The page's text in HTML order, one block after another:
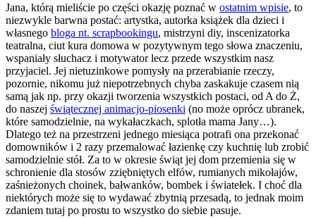
Jana, którą mieliście po części okazję poznać w ostatnim wpisie, to
niezwykle barwna postać: artystka, autorka książek dla dzieci i
własnego bloga nt. scrapbookingu, mistrzyni diy, inscenizatorka
teatralna, ciut kura domowa w pozytywnym tego słowa znaczeniu,
wspaniały słuchacz i motywator lecz przede wszystkim nasz
przyjaciel. Jej nietuzinkowe pomysły na przerabianie rzeczy,
pozornie, nikomu już niepotrzebnych chyba zaskakuje czasem nią
samą jak np. przy okazji tworzenia wszystkich postaci, od A do Ż,
do naszej świątecznej animacjo-piosenki (no może oprócz ubranek,
które samodzielnie, na wykałaczkach, splotła mama Jany…).
Dlatego też na przestrzeni jednego miesiąca potrafi ona przekonać
domowników i 2 razy przemalować łazienkę czy kuchnię lub zrobić
samodzielnie stół. Za to w okresie świąt jej dom przemienia się w
schronienie dla stosów zziębniętych elfów, rumianych mikołajów,
zaśnieżonych choinek, bałwanków, bombek i światełek. I choć dla
niektórych może się to wydawać zbytnią przesadą, to jednak moim
zdaniem tutaj po prostu to wszystko do siebie pasuje.